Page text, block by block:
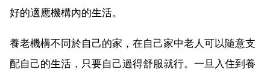
好的適應機構內的生活。
養老機構不同於自己的家，在自己家中老人可以隨意支
配自己的生活，只要自己過得舒服就行。一旦入住到養